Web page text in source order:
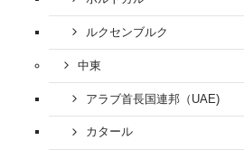
ルクセンブルク
中東
アラブ首長国連邦（UAE)
カタール